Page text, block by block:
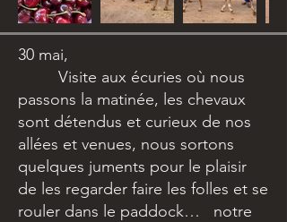
30 mai,
Visite aux écuries où nous
passons la matinée, les chevaux
sont détendus et curieux de nos
allées et venues, nous sortons
quelques juments pour le plaisir
de les regarder faire les folles et se
rouler dans le paddock… notre